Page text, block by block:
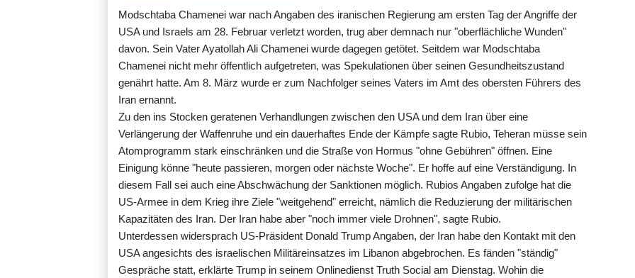
Modschtaba Chamenei war nach Angaben des iranischen Regierung am ersten Tag der Angriffe der
USA und Israels am 28. Februar verletzt worden, trug aber demnach nur "oberflächliche Wunden"
davon. Sein Vater Ayatollah Ali Chamenei wurde dagegen getötet. Seitdem war Modschtaba
Chamenei nicht mehr öffentlich aufgetreten, was Spekulationen über seinen Gesundheitszustand
genährt hatte. Am 8. März wurde er zum Nachfolger seines Vaters im Amt des obersten Führers des
Iran ernannt.
Zu den ins Stocken geratenen Verhandlungen zwischen den USA und dem Iran über eine
Verlängerung der Waffenruhe und ein dauerhaftes Ende der Kämpfe sagte Rubio, Teheran müsse sein
Atomprogramm stark einschränken und die Straße von Hormus "ohne Gebühren" öffnen. Eine
Einigung könne "heute passieren, morgen oder nächste Woche". Er hoffe auf eine Verständigung. In
diesem Fall sei auch eine Abschwächung der Sanktionen möglich. Rubios Angaben zufolge hat die
US-Armee in dem Krieg ihre Ziele "weitgehend" erreicht, nämlich die Reduzierung der militärischen
Kapazitäten des Iran. Der Iran habe aber "noch immer viele Drohnen", sagte Rubio.
Unterdessen widersprach US-Präsident Donald Trump Angaben, der Iran habe den Kontakt mit den
USA angesichts des israelischen Militäreinsatzes im Libanon abgebrochen. Es fänden "ständig"
Gespräche statt, erklärte Trump in seinem Onlinedienst Truth Social am Dienstag. Wohin die